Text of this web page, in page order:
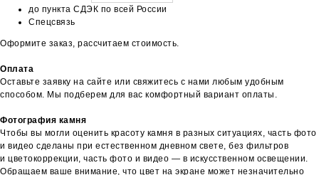
до пункта СДЭК по всей России
Спецсвязь
Оформите заказ, рассчитаем стоимость.
Оплата
Оставьте заявку на сайте или свяжитесь с нами любым удобным
способом. Мы подберем для вас комфортный вариант оплаты.
Фотография камня
Чтобы вы могли оценить красоту камня в разных ситуациях, часть фото
и видео сделаны при естественном дневном свете, без фильтров
и цветокоррекции, часть фото и видео — в искусственном освещении.
Обращаем ваше внимание, что цвет на экране может незначительно